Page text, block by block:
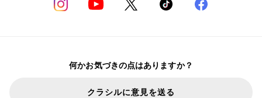
何かお気づきの点はありますか？
クラシルに意見を送る